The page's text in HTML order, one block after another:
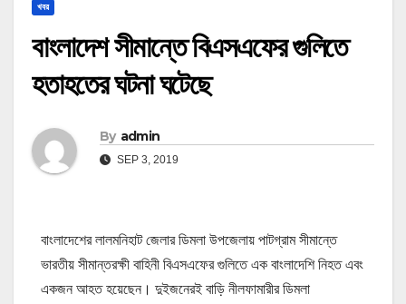
খবর
বাংলাদেশ সীমান্তে বিএসএফের গুলিতে
হতাহতের ঘটনা ঘটেছে
By admin
SEP 3, 2019
বাংলাদেশের লালমনিহাট জেলার ডিমলা উপজেলায় পাটগ্রাম সীমান্তে
ভারতীয় সীমান্তরক্ষী বাহিনী বিএসএফের গুলিতে এক বাংলাদেশি নিহত এবং
একজন আহত হয়েছেন। দুইজনেরই বাড়ি নীলফামারীর ডিমলা